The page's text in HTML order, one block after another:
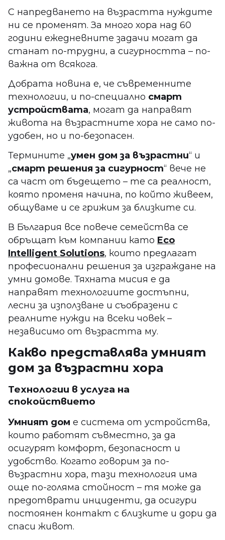
С напредването на възрастта нуждите
ни се променят. За много хора над 60
години ежедневните задачи могат да
станат по-трудни, а сигурността – по-
важна от всякога.
Добрата новина е, че съвременните
технологии, и по-специално смарт
устройствата, могат да направят
живота на възрастните хора не само по-
удобен, но и по-безопасен.
Термините „умен дом за възрастни“ и
„смарт решения за сигурност“ вече не
са част от бъдещето – те са реалност,
която променя начина, по който живеем,
общуваме и се грижим за близките си.
В България все повече семейства се
обръщат към компании като Eco
Intelligent Solutions, които предлагат
професионални решения за изграждане на
умни домове. Тяхната мисия е да
направят технологиите достъпни,
лесни за използване и съобразени с
реалните нужди на всеки човек –
независимо от възрастта му.
Какво представлява умният
дом за възрастни хора
Технологии в услуга на
спокойствието
Умният дом е система от устройства,
които работят съвместно, за да
осигурят комфорт, безопасност и
удобство. Когато говорим за по-
възрастни хора, тази технология има
още по-голяма стойност – тя може да
предотврати инциденти, да осигури
постоянен контакт с близките и дори да
спаси живот.